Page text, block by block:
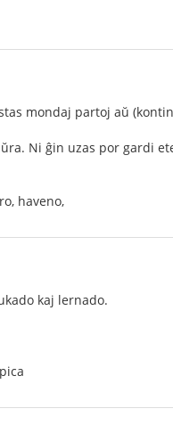
mondaj partoj aŭ
Ni ĝin uzas por gardi
haveno,
kaj lernado.